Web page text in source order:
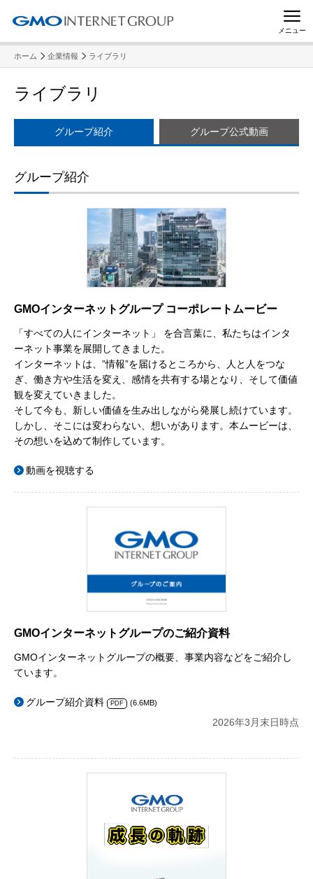
メニュー
ホーム 企業情報 ライブラリ
ライブラリ
グループ紹介 グループ公式動画
グループ紹介
GMOインターネットグループ コーポレートムービー
「すべての人にインターネット」 を合言葉に、私たちはインタ
ーネット事業を展開してきました。
インターネットは、”情報”を届けるところから、人と人をつな
ぎ、働き方や生活を変え、感情を共有する場となり、そして価値
観を変えていきました。
そして今も、新しい価値を生み出しながら発展し続けています。
しかし、そこには変わらない、想いがあります。本ムービーは、
その想いを込めて制作しています。
動画を視聴する
GMOインターネットグループのご紹介資料
GMOインターネットグループの概要、事業内容などをご紹介し
ています。
グループ紹介資料 PDF (6.6MB)
2026年3月末日時点